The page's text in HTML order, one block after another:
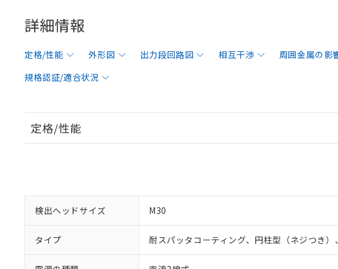
詳細情報
定格/性能 外形図 出力段回路図 相互干渉 周囲金属の影
規格認証/適合状況
定格/性能
検出ヘッドサイズ M30
タイプ 耐スパッタコーティング、円柱型（ネジつき